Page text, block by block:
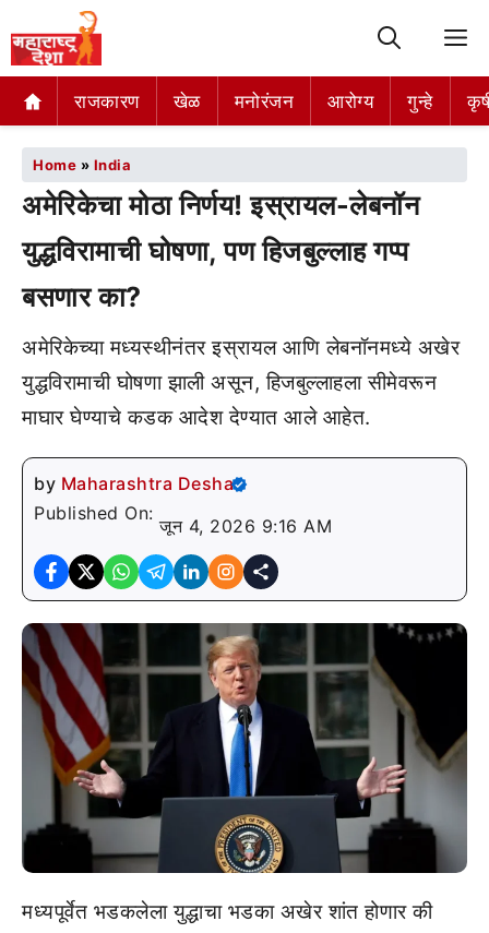
राजकारण खेळ मनोरंजन आरोग्य गुन्हे
Home » India
अमेरिकेचा मोठा निर्णय! इस्रायल-लेबनॉन
युद्धविरामाची घोषणा, पण हिजबुल्लाह गप्प
बसणार का?
अमेरिकेच्या मध्यस्थीनंतर इस्रायल आणि लेबनॉनमध्ये अखेर
युद्धविरामाची घोषणा झाली असून, हिजबुल्लाहला सीमेवरून
माघार घेण्याचे कडक आदेश देण्यात आले आहेत.
by Maharashtra Desha
Published On:
जून 4, 2026 9:16 AM
मध्यपूर्वेत भडकलेला युद्धाचा भडका अखेर शांत होणार की